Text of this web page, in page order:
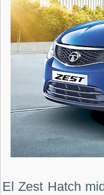
El Zest Hatch